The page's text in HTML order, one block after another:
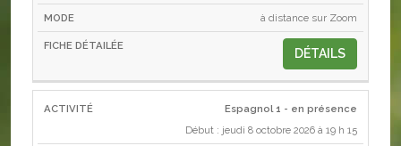
à distance sur Zoom
DÉTAILS
Espagnol 1 - en présence
Début : jeudi 8 octobre 2026 à 19 h 15